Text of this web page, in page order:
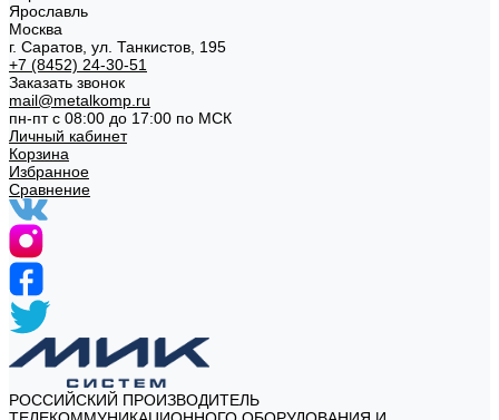
Ярославль
Москва
г. Саратов, ул. Танкистов, 195
+7 (8452) 24-30-51
Заказать звонок
mail@metalkomp.ru
пн-пт с 08:00 до 17:00 по МСК
Личный кабинет
Корзина
Избранное
Сравнение
РОССИЙСКИЙ ПРОИЗВОДИТЕЛЬ